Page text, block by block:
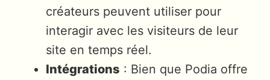
créateurs peuvent utiliser pour
interagir avec les visiteurs de leur
site en temps réel.
Intégrations : Bien que Podia offre